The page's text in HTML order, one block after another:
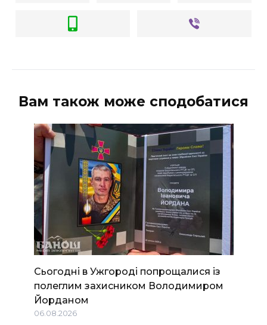
Вам також може сподобатися
Сьогодні в Ужгороді попрощалися із
полеглим захисником Володимиром
Йорданом
06.08.2026